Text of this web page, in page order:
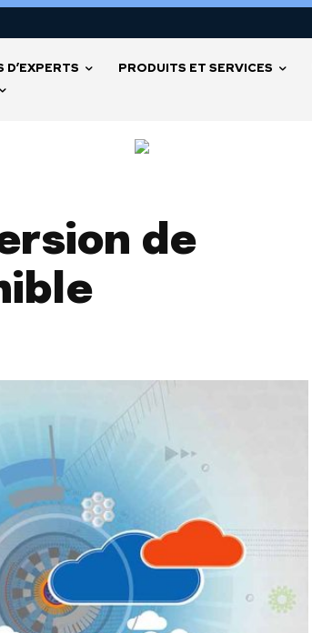
D’EXPERTS PRODUITS ET SERVICES
de